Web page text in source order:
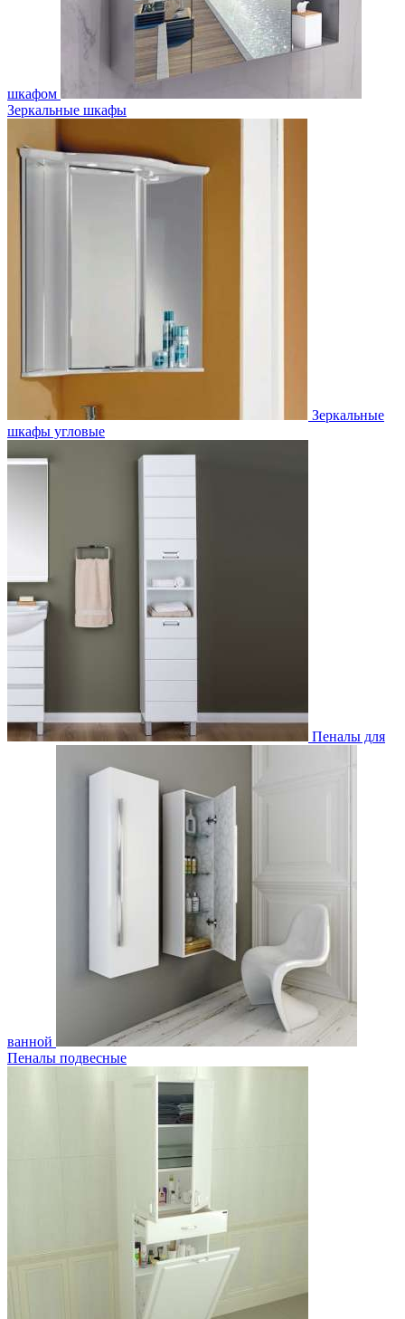
шкафом
Зеркальные шкафы
Зеркальные
шкафы угловые
Пеналы для
ванной
Пеналы подвесные